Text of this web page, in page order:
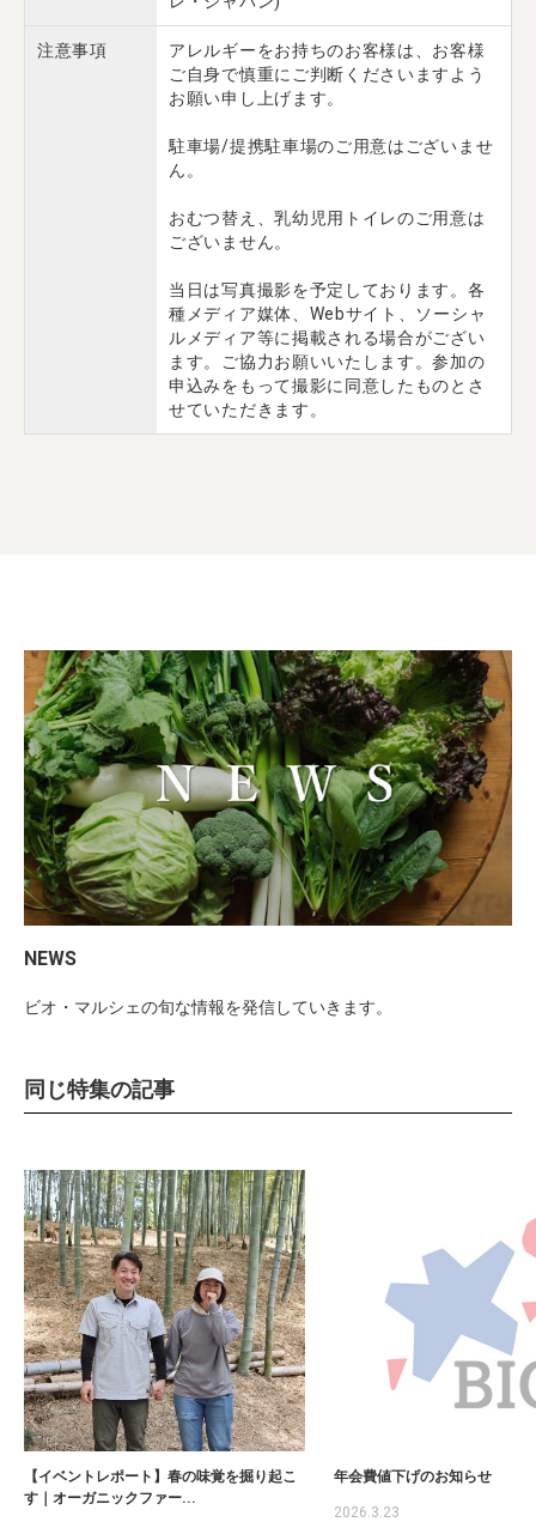
注意事項
アレルギーをお持ちのお客様は、お客様
ご自身で慎重にご判断くださいますよう
お願い申し上げます。
駐車場/提携駐車場のご用意はございませ
ん。
おむつ替え、乳幼児用トイレのご用意は
ございません。
当日は写真撮影を予定しております。各
種メディア媒体、Webサイト、ソーシャ
ルメディア等に掲載される場合がござい
ます。ご協力お願いいたします。参加の
申込みをもって撮影に同意したものとさ
せていただきます。
NEWS
ビオ・マルシェの旬な情報を発信していきます。
同じ特集の記事
【イベントレポート】春の味覚を掘り起こ
す｜オーガニックファー...
年会費値下げのお知らせ
2026.3.23